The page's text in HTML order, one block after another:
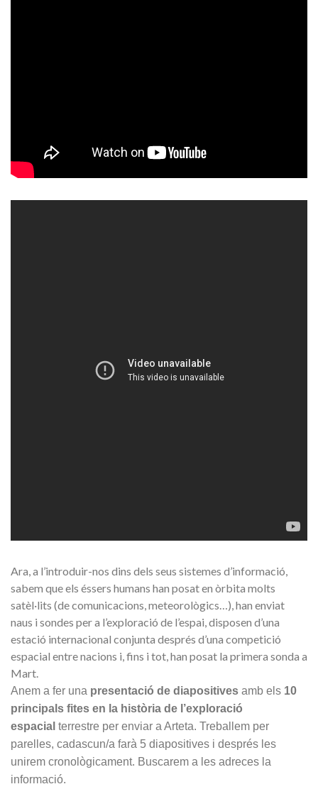
Ara, a l’introduir-nos dins dels seus sistemes d’informació,
sabem que els éssers humans han posat en òrbita molts
satèl·lits (de comunicacions, meteorològics…), han enviat
naus i sondes per a l’exploració de l’espai, disposen d’una
estació internacional conjunta després d’una competició
espacial entre nacions i, fins i tot, han posat la primera sonda a
Mart.
Anem a fer una presentació de diapositives amb els 10
principals fites en la història de l’exploració
espacial terrestre per enviar a Arteta. Treballem per
parelles, cadascun/a farà 5 diapositives i després les
unirem cronològicament. Buscarem a les adreces la
informació.